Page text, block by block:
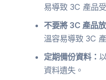
易導致 3C 產品
不要將 3C 產品
溫容易導致 3C
定期備份資料：
資料遺失。